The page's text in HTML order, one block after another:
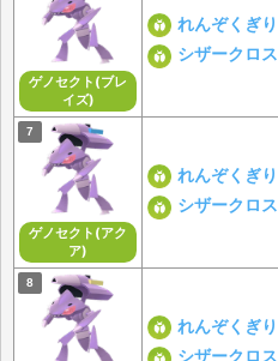
ゲノセクト(ブレ
イズ)
れんぞくぎり
シザークロス
ゲノセクト(アク
ア)
れんぞくぎり
シザークロス
れんぞくぎり
シザークロス